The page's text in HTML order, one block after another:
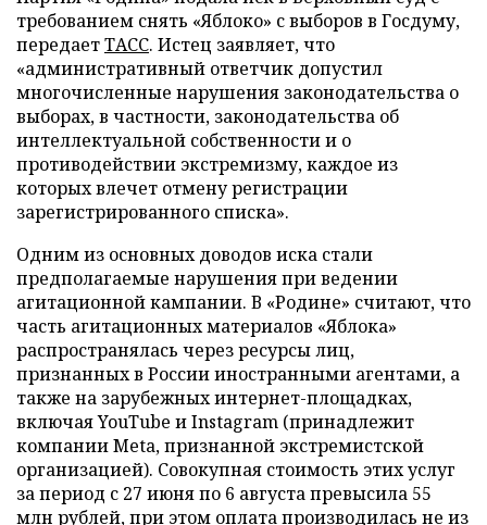
требованием снять «Яблоко» с выборов в Госдуму,
передаетТАСС. Истец заявляет, что
«административный ответчик допустил
многочисленные нарушения законодательства о
выборах, в частности, законодательства об
интеллектуальной собственности и о
противодействии экстремизму, каждое из
которых влечет отмену регистрации
зарегистрированного списка».
Одним из основных доводов иска стали
предполагаемые нарушения при ведении
агитационной кампании. В «Родине» считают, что
часть агитационных материалов «Яблока»
распространялась через ресурсы лиц,
признанных в России иностранными агентами, а
также на зарубежных интернет-площадках,
включая YouTube и Instagram (принадлежит
компании Meta, признанной экстремистской
организацией). Совокупная стоимость этих услуг
за период с 27 июня по 6 августа превысила 55
млн рублей, при этом оплата производилась не из